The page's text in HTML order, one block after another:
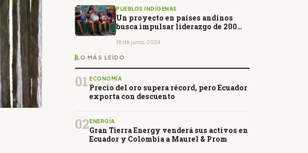
PUEBLOS INDÍGENAS
Un proyecto en países andinos
busca impulsar liderazgo de 200
18 de junio, 2024
LO MÁS LEÍDO
01 ECONOMÍA
Precio del oro supera récord, pero Ecuador
exporta con descuento
02 ENERGÍA
Gran Tierra Energy venderá sus activos en
Ecuador y Colombia a Maurel & Prom